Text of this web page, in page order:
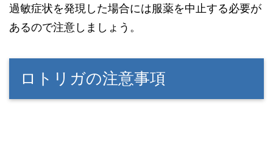
過敏症状を発現した場合には服薬を中止する必要が
あるので注意しましょう。
ロトリガの注意事項